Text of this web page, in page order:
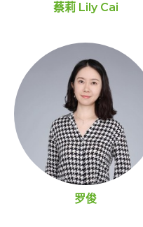
蔡莉 Lily Cai
罗俊